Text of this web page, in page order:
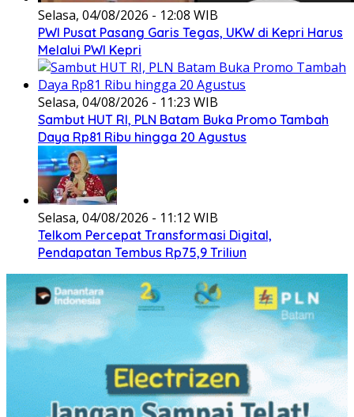
Selasa, 04/08/2026 - 12:08 WIB
PWI Pusat Pasang Garis Tegas, UKW di Kepri Harus
Melalui PWI Kepri
Selasa, 04/08/2026 - 11:23 WIB
Sambut HUT RI, PLN Batam Buka Promo Tambah
Daya Rp81 Ribu hingga 20 Agustus
Selasa, 04/08/2026 - 11:12 WIB
Telkom Percepat Transformasi Digital,
Pendapatan Tembus Rp75,9 Triliun